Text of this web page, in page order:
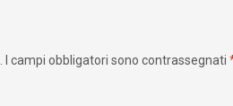
I campi obbligatori sono contrassegnati